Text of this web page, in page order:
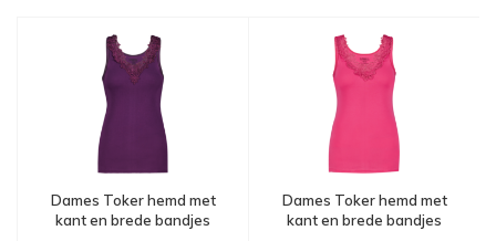
Dames Toker hemd met
kant en brede bandjes
Dames Toker hemd met
kant en brede bandjes